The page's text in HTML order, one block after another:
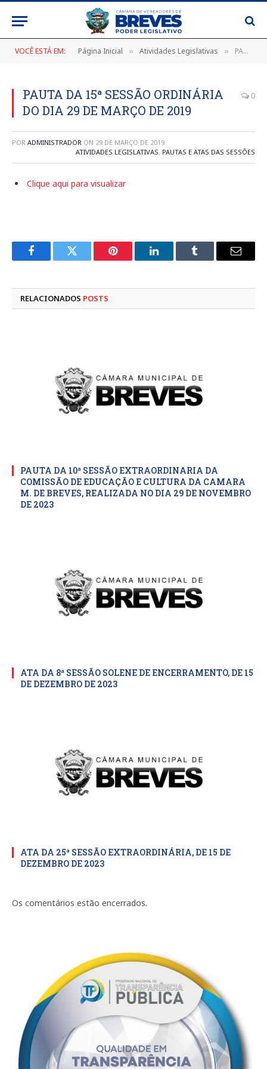
VOCÊ ESTÁ EM: Página Inicial » Atividades Legislativas » PAUTA DA 15ª SESSÃO ORDINÁRIA DO DIA 29 DE MARÇO DE 2019
PAUTA DA 15ª SESSÃO ORDINÁRIA
DO DIA 29 DE MARÇO DE 2019
0
POR ADMINISTRADOR ON 29 DE MARÇO DE 2019
ATIVIDADES LEGISLATIVAS, PAUTAS E ATAS DAS SESSÕES
Clique aqui para visualizar
FacebookTwitter Pinterest LinkedInTumblr
E-
RELACIONADOS POSTS
PAUTA DA 10ª SESSÃO EXTRAORDINARIA DA
COMISSÃO DE EDUCAÇÃO E CULTURA DA CAMARA
M. DE BREVES, REALIZADA NO DIA 29 DE NOVEMBRO
DE 2023
ATA DA 8ª SESSÃO SOLENE DE ENCERRAMENTO, DE 15
DE DEZEMBRO DE 2023
ATA DA 25ª SESSÃO EXTRAORDINÁRIA, DE 15 DE
DEZEMBRO DE 2023
Os comentários estão encerrados.